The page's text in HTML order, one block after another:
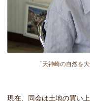
「天神崎の自然を
現在、同会は土地の買い